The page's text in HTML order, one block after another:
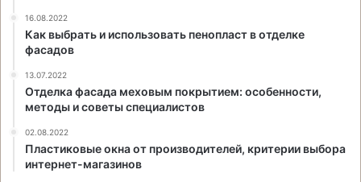
16.08.2022
Как выбрать и использовать пенопласт в отделке
фасадов
13.07.2022
Отделка фасада меховым покрытием: особенности,
методы и советы специалистов
02.08.2022
Пластиковые окна от производителей, критерии выбора
интернет-магазинов